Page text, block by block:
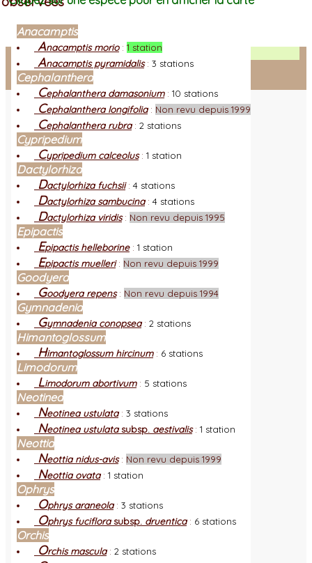
Facebook
Connexion adhérent
Anacamptis
Anacamptis morio: 1 station
Anacamptis pyramidalis: 3 stations
Cephalanthera
Cephalanthera damasonium: 10 stations
Cephalanthera longifolia: Non revu depuis 1999
Cephalanthera rubra: 2 stations
Cypripedium
Cypripedium calceolus: 1 station
Dactylorhiza
Dactylorhiza fuchsii: 4 stations
Dactylorhiza sambucina: 4 stations
Dactylorhiza viridis: Non revu depuis 1995
Epipactis
Epipactis helleborine: 1 station
Epipactis muelleri: Non revu depuis 1999
Goodyera
Goodyera repens: Non revu depuis 1994
Gymnadenia
Gymnadenia conopsea: 2 stations
Himantoglossum
Himantoglossum hircinum: 6 stations
Limodorum
Limodorum abortivum: 5 stations
Neotinea
Neotinea ustulata: 3 stations
Neotinea ustulatasubsp. aestivalis: 1 station
Neottia
Neottia nidus-avis: Non revu depuis 1999
Neottia ovata: 1 station
Ophrys
Ophrys araneola: 3 stations
Ophrys fuciflorasubsp. druentica: 6 stations
Orchis
Orchis mascula: 2 stations